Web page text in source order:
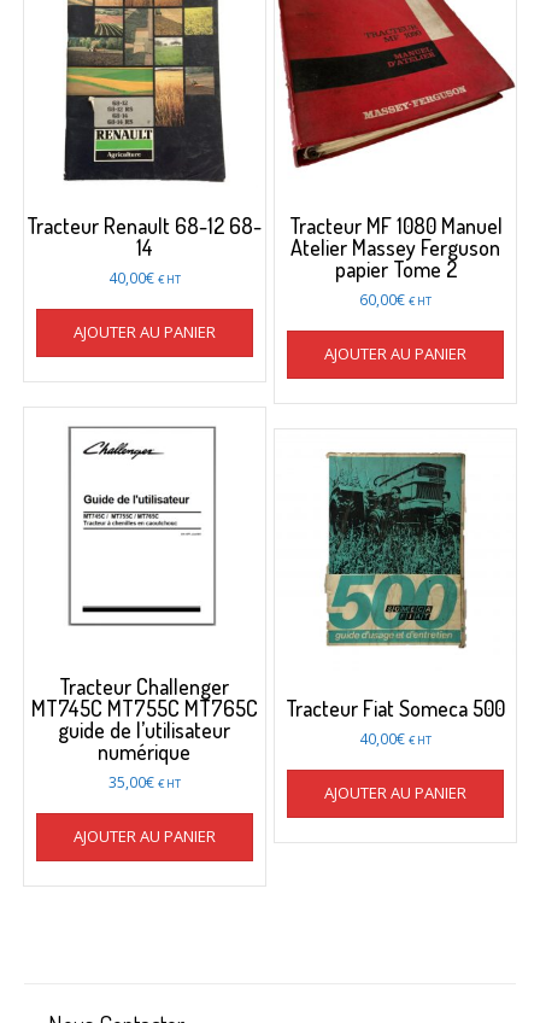
Tracteur Renault 68-12 68-
14
40,00€ € HT
AJOUTER AU PANIER
Tracteur MF 1080 Manuel
Atelier Massey Ferguson
papier Tome 2
60,00€ € HT
AJOUTER AU PANIER
Tracteur Challenger
MT745C MT755C MT765C
guide de l’utilisateur
numérique
35,00€ € HT
AJOUTER AU PANIER
Tracteur Fiat Someca 500
40,00€ € HT
AJOUTER AU PANIER